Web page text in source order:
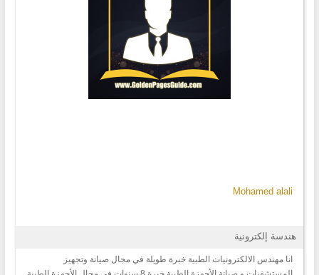
Mohamed alali
هندسة إلكترونية
انا مهندس الالكترونيات الطبية خبرة طويلة في مجال صيانة وتجهيز